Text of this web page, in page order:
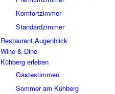
Komfortzimmer
Standardzimmer
Restaurant Augenblick
Wine & Dine
Kühberg erleben
Gästestimmen
Sommer am Kühberg